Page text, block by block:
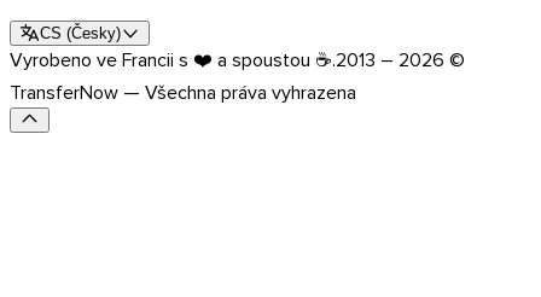
CS (Česky)
Vyrobeno ve Francii s ❤️ a spoustou ☕.2013 – 2026 ©
TransferNow — Všechna práva vyhrazena